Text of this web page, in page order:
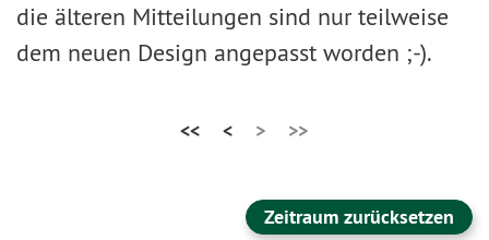
die älteren Mitteilungen sind nur teilweise
dem neuen Design angepasst worden ;-).
<< < > >>
Zeitraum zurücksetzen